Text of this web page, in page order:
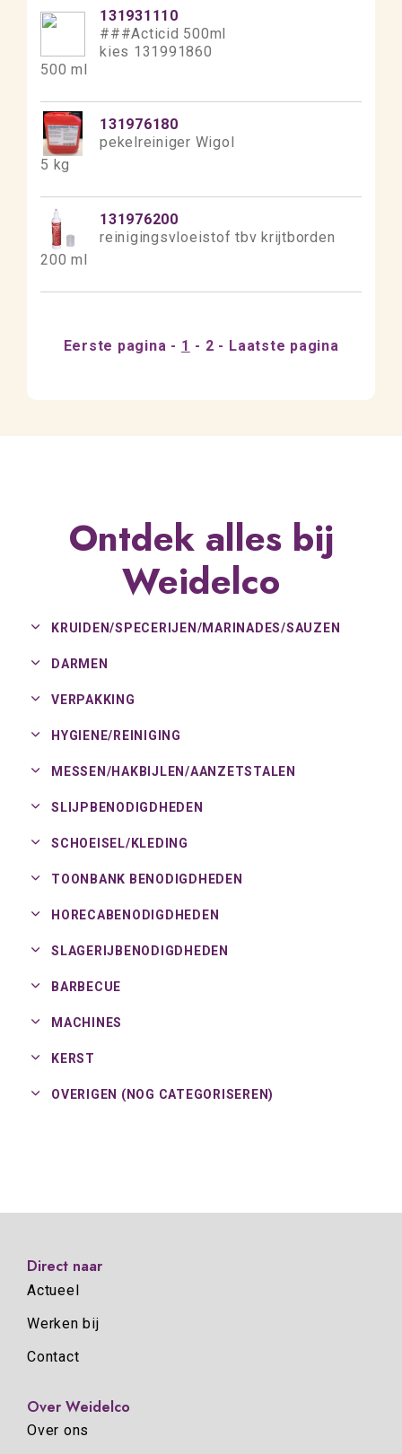
131931110
###Acticid 500ml
kies 131991860
500 ml
131976180
pekelreiniger Wigol
5 kg
131976200
reinigingsvloeistof tbv krijtborden
200 ml
Eerste pagina 1 2 Laatste pagina
Ontdek alles bij
Weidelco
KRUIDEN/SPECERIJEN/MARINADES/SAUZEN
DARMEN
VERPAKKING
HYGIENE/ REINIGING
MESSEN/HAKBIJLEN/AANZETSTALEN
SLIJPBENODIGDHEDEN
SCHOEISEL/ KLEDING
TOONBANK BENODIGDHEDEN
HORECABENODIGDHEDEN
SLAGERIJBENODIGDHEDEN
BARBECUE
MACHINES
KERST
OVERIGEN (NOG CATEGORISEREN)
Direct naar
Actueel
Werken bij
Contact
Over Weidelco
Over ons